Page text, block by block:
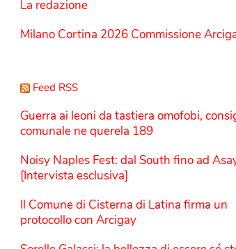
La redazione
Milano Cortina 2026 Commissione
Feed RSS
Guerra ai leoni da tastiera omofobi,
comunale ne querela 189
Noisy Naples Fest: dal South fino ad
[Intervista esclusiva]
Il Comune di Cisterna di Latina firma un
protocollo con Arcigay